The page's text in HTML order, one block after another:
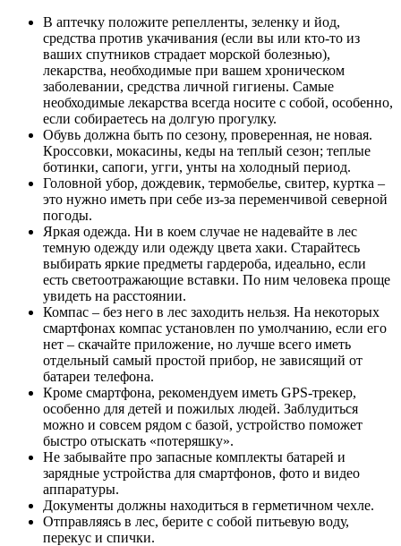
В аптечку положите репелленты, зеленку и йод,
средства против укачивания (если вы или кто-то из
ваших спутников страдает морской болезнью),
лекарства, необходимые при вашем хроническом
заболевании, средства личной гигиены. Самые
необходимые лекарства всегда носите с собой, особенно,
если собираетесь на долгую прогулку.
Обувь должна быть по сезону, проверенная, не новая.
Кроссовки, мокасины, кеды на теплый сезон; теплые
ботинки, сапоги, угги, унты на холодный период.
Головной убор, дождевик, термобелье, свитер, куртка –
это нужно иметь при себе из-за переменчивой северной
погоды.
Яркая одежда. Ни в коем случае не надевайте в лес
темную одежду или одежду цвета хаки. Старайтесь
выбирать яркие предметы гардероба, идеально, если
есть светоотражающие вставки. По ним человека проще
увидеть на расстоянии.
Компас – без него в лес заходить нельзя. На некоторых
смартфонах компас установлен по умолчанию, если его
нет – скачайте приложение, но лучше всего иметь
отдельный самый простой прибор, не зависящий от
батареи телефона.
Кроме смартфона, рекомендуем иметь GPS-трекер,
особенно для детей и пожилых людей. Заблудиться
можно и совсем рядом с базой, устройство поможет
быстро отыскать «потеряшку».
Не забывайте про запасные комплекты батарей и
зарядные устройства для смартфонов, фото и видео
аппаратуры.
Документы должны находиться в герметичном чехле.
Отправляясь в лес, берите с собой питьевую воду,
перекус и спички.